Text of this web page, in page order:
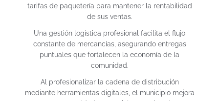
tarifas de paquetería para mantener la rentabilidad
de sus ventas.
Una gestión logística profesional facilita el flujo
constante de mercancías, asegurando entregas
puntuales que fortalecen la economía de la
comunidad.
Al profesionalizar la cadena de distribución
mediante herramientas digitales, el municipio mejora